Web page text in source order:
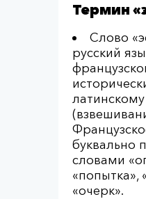
Термин
Слово
русский
буквально
словами
«попытка»,
«очерк».